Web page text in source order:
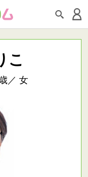
こ
／ 女